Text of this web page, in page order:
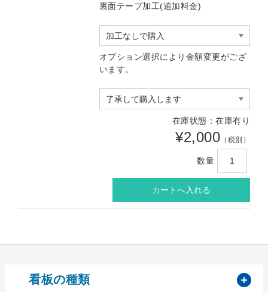
裏面テープ加工(追加料金)
オプション選択により金額変更がござ
います。
在庫状態：在庫有り
¥2,000 （税別）
数量
看板の種類